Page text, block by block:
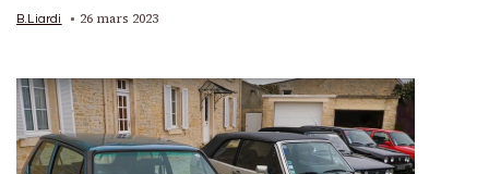
B.Liardi 26 mars 2023